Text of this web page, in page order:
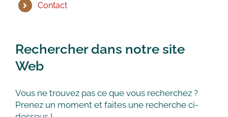
Contact
Rechercher dans notre site
Web
Vous ne trouvez pas ce que vous recherchez ?
Prenez un moment et faites une recherche ci-